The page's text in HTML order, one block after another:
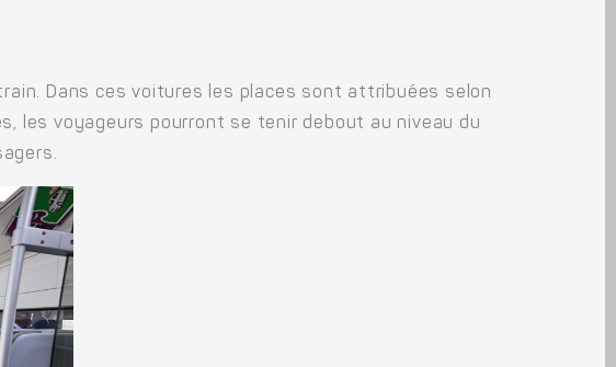
Dans ces voitures les places sont attribuées selon
les voyageurs pourront se tenir debout au niveau du